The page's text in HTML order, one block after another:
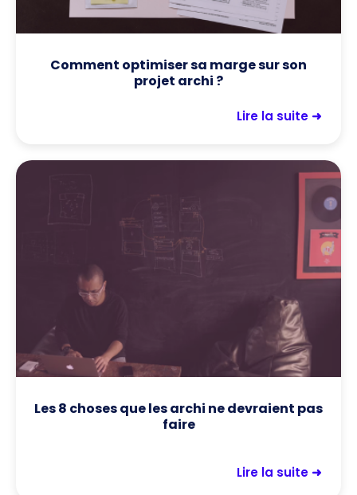
Comment optimiser sa marge sur son
projet archi ?
Lire la suite ➜
Les 8 choses que les archi ne devraient pas
faire
Lire la suite ➜